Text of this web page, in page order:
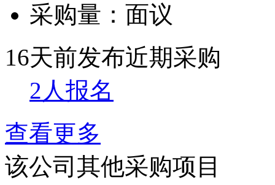
采购量： 面议
16天前发布近期采购
2人报名
查看更多
该公司其他采购项目